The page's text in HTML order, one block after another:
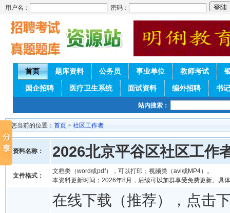
用户名： 密码：
首页 题库资料 公务员 事业单位 教师考试
国企招聘 医疗卫生系统 面试资料 编外招聘 书
站内搜索：
您当前的位置： 首页 > 社区工作者
资料名称： 2026北京平谷区社区工作
文件格式：
文档类（word或pdf），可以打印；视频类（avi或MP4）。
本资料更新时间；2026年8月，后续可以加群享受免费更新。具
在线下载（推荐），点击